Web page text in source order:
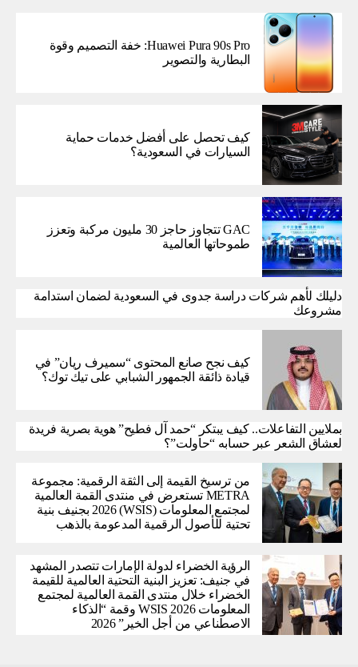
Huawei Pura 90s Pro: خفة التصميم وقوة
البطارية والتصوير
كيف تحصل على أفضل خدمات حماية
السيارات في السعودية؟
GAC تتجاوز حاجز 30 مليون مركبة وتعزز
طموحاتها العالمية
دليلك لأهم شركات دراسة جدوى في السعودية لضمان استدامة
مشروعك
كيف نجح صانع المحتوى “سميرف ريان” في
قيادة ذائقة الجمهور الشبابي على تيك توك؟
بملايين التفاعلات.. كيف يبتكر “حمد آل فطيح” هوية بصرية فريدة
لعشاق الشعر عبر حسابه “حاولت”؟
من ترسيخ القيمة إلى الثقة الرقمية: مجموعة
METRA تستعرض في منتدى القمة العالمية
لمجتمع المعلومات (WSIS) 2026 بجنيف بنية
تحتية للأصول الرقمية المدعومة بالذهب
الرؤية الخضراء لدولة الإمارات تتصدر المشهد
في جنيف: تعزيز البنية التحتية العالمية للقيمة
الخضراء خلال منتدى القمة العالمية لمجتمع
المعلومات WSIS 2026 وقمة “الذكاء
الاصطناعي من أجل الخير” 2026